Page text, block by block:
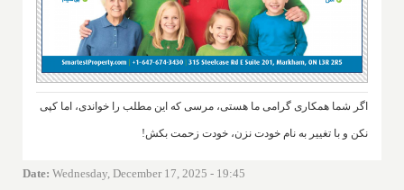
اگر شما همکاری گرامی ما هستی، مرسی که این مطلب را خواندی، اما کپی
نکن و با تغییر به نام خودت نزن، خودت زحمت بکش!
Date: Wednesday, December 17, 2025 - 19:45